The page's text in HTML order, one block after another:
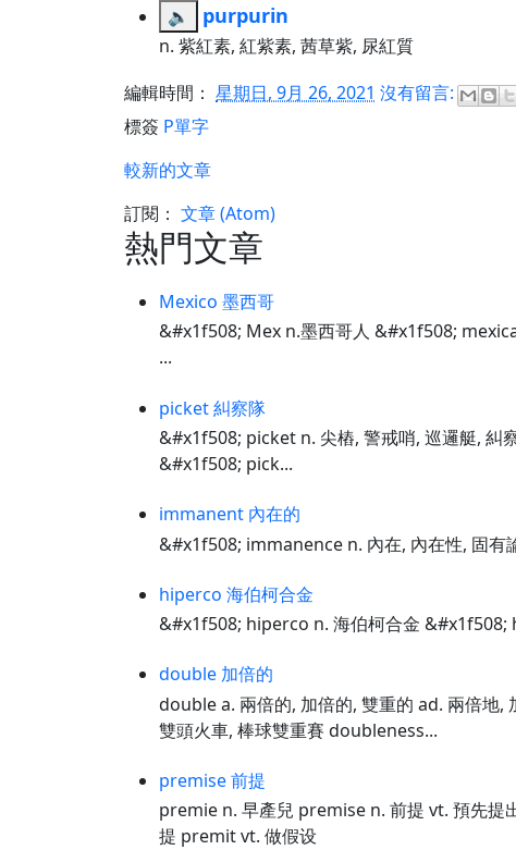
🔈
purpurin
n. 紫紅素, 紅紫素, 茜草紫, 尿紅質
編輯時間： 星期日, 9月 26, 2021 沒有留言:
標簽 P單字
較新的文章
訂閱： 文章 (Atom)
熱門文章
Mexico 墨西哥
&#x1f508; Mex n.墨西哥人 &#x1f508;
...
picket 糾察隊
&#x1f508; picket n. 尖樁, 警戒哨, 巡邏艇,
&#x1f508; pick...
immanent 內在的
&#x1f508; immanence n. 內在, 內在性, 固
hiperco 海伯柯合金
&#x1f508; hiperco n. 海伯柯合金
double 加倍的
double a. 兩倍的, 加倍的, 雙重的 ad. 兩倍地
雙頭火車, 棒球雙重賽 doubleness...
premise 前提
premie n. 早產兒 premise n. 前提 vt. 預先
提 premit vt. 做假设